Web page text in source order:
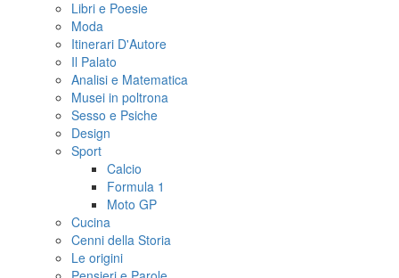
Libri e Poesie
Moda
Itinerari D'Autore
Il Palato
Analisi e Matematica
Musei in poltrona
Sesso e Psiche
Design
Sport
Calcio
Formula 1
Moto GP
Cucina
Cenni della Storia
Le origini